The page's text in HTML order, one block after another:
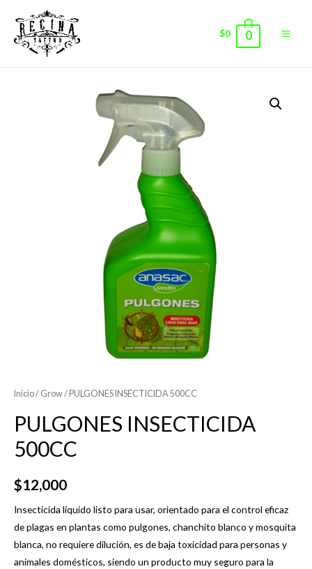
$0 0
Inicio/ Grow/ PULGONES INSECTICIDA 500CC
PULGONES INSECTICIDA
500CC
$12,000
Insecticida líquido listo para usar, orientado para el control eficaz
de plagas en plantas como pulgones, chanchito blanco y mosquita
blanca, no requiere dilución, es de baja toxicidad para personas y
animales domésticos, siendo un producto muy seguro para la